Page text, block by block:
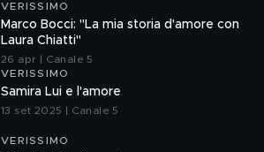
VERISSIMO
Marco Bocci: "La mia storia d'amore con
Laura Chiatti"
26 apr | Canale 5
VERISSIMO
Samira Lui e l'amore
13 set 2025 | Canale 5
VERISSIMO